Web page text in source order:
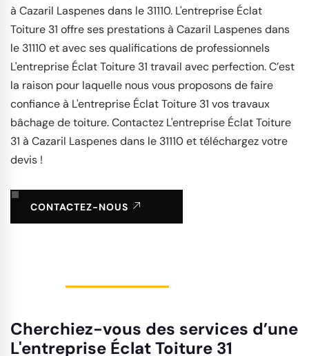
à Cazaril Laspenes dans le 31110. L'entreprise Éclat
Toiture 31 offre ses prestations à Cazaril Laspenes dans
le 31110 et avec ses qualifications de professionnels
L'entreprise Éclat Toiture 31 travail avec perfection. C’est
la raison pour laquelle nous vous proposons de faire
confiance à L'entreprise Éclat Toiture 31 vos travaux
bâchage de toiture. Contactez L'entreprise Éclat Toiture
31 à Cazaril Laspenes dans le 31110 et téléchargez votre
devis !
CONTACTEZ-NOUS
Cherchiez-vous des services d’une
L'entreprise Éclat Toiture 31